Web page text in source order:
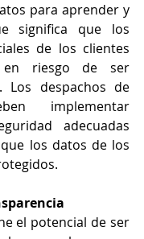
para aprender y
significa que los
de los clientes
en riesgo de ser
Los despachos de
implementar
adecuadas
los datos de los
el potencial de ser